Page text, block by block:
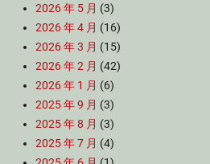
2026 年 5 月 (3)
2026 年 4 月 (16)
2026 年 3 月 (15)
2026 年 2 月 (42)
2026 年 1 月 (6)
2025 年 9 月 (3)
2025 年 8 月 (3)
2025 年 7 月 (4)